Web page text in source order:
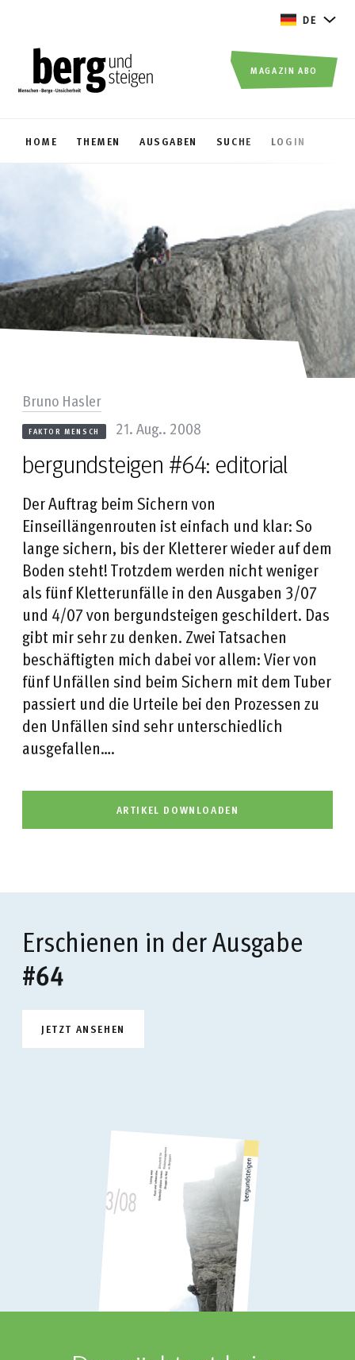
DE
HOME THEMEN AUSGABEN SUCHE LOGIN
MAGAZIN ABO
bergundsteigen #64: editorial
FAKTOR MENSCH 21. Aug.. 2008
Bruno Hasler
Der Auftrag beim Sichern von
Einseillängenrouten ist einfach und klar: So
lange sichern, bis der Kletterer wieder auf dem
Boden steht! Trotzdem werden nicht weniger
als fünf Kletterunfälle in den Ausgaben 3/07
und 4/07 von bergundsteigen geschildert. Das
gibt mir sehr zu denken. Zwei Tatsachen
beschäftigten mich dabei vor allem: Vier von
fünf Unfällen sind beim Sichern mit dem Tuber
passiert und die Urteile bei den Prozessen zu
den Unfällen sind sehr unterschiedlich
ausgefallen….
ARTIKEL DOWNLOADEN
Erschienen in der Ausgabe
#64
JETZT ANSEHEN